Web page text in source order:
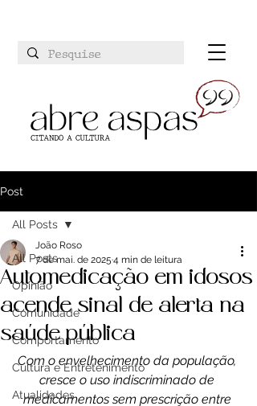
Post
All Posts
Opinião
Comunidade
Comportamento
Cultura e Entretenimento
Atualidades
All Posts
Automedicação em idosos
acende sinal de alerta na
saúde pública
João Roso
7 de mai. de 2025 4 min de leitura
Com o envelhecimento da população,
cresce o uso indiscriminado de
medicamentos sem prescrição entre